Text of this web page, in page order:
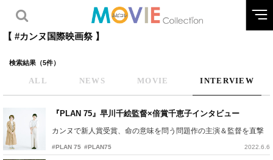
【 #カンヌ国際映画祭 】
検索結果（5件）
ALL NEWS MOVIE INTERVIEW
『PLAN 75』早川千絵監督×倍賞千恵子インタビュー
カンヌで新人賞受賞、命の意味を問う問題作の主演＆監督を直撃
#PLAN 75 #PLAN75 2022.6.6